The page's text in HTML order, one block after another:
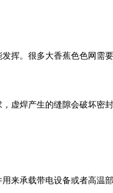
。很多大香蕉色色网需
焊产生的缝隙会破坏密
承载带电设备或者高温